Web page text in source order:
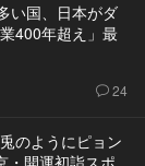
い国、日本がダ
400年超え」最
24
のようにピョン
・開運初詣スポ